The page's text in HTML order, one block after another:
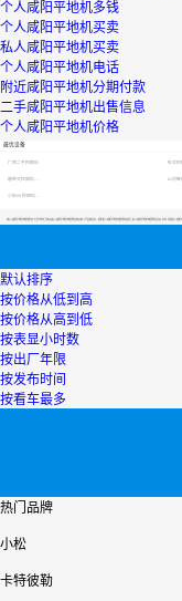
个人咸阳平地机多钱
个人咸阳平地机买卖
私人咸阳平地机买卖
个人咸阳平地机电话
附近咸阳平地机分期付款
二手咸阳平地机出售信息
个人咸阳平地机价格
最优设备
广西二手挖掘机 轮式挖
【私人咸阳平地机哪里便宜】专区为您汇总有关私人咸阳平地机哪里便宜有关的二手设备信息，提供私人咸阳平地机哪里便宜转让,私人咸阳平地机哪里便宜买卖,市场,包括私人咸
默认排序
按价格从低到高
按价格从高到低
按表显小时数
按出厂年限
按发布时间
按看车最多
热门品牌
小松
卡特彼勒